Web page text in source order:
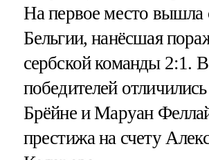
На первое место вышла
Бельгии, нанёсшая
сербской команды 2:1. В
победителей
Брёйне и Маруан
престижа на счету